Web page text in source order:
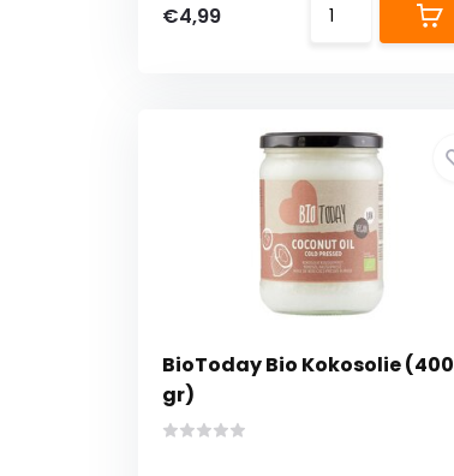
€4,99
BioToday Bio Kokosolie (400
gr)